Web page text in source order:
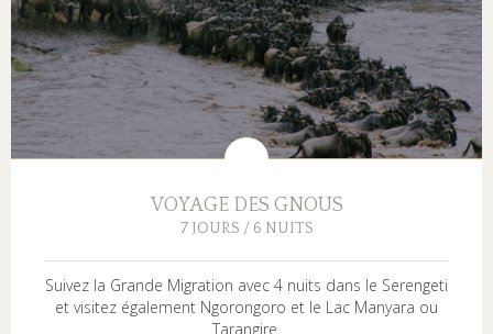
VOYAGE DES GNOUS
7 JOURS / 6 NUITS
Suivez la Grande Migration avec 4 nuits dans le Serengeti
et visitez également Ngorongoro et le Lac Manyara ou
Tarangire.